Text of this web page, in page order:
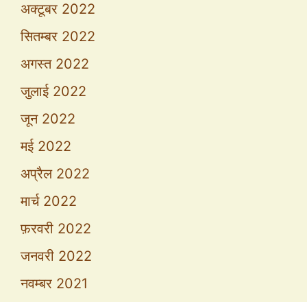
अक्टूबर 2022
सितम्बर 2022
अगस्त 2022
जुलाई 2022
जून 2022
मई 2022
अप्रैल 2022
मार्च 2022
फ़रवरी 2022
जनवरी 2022
नवम्बर 2021